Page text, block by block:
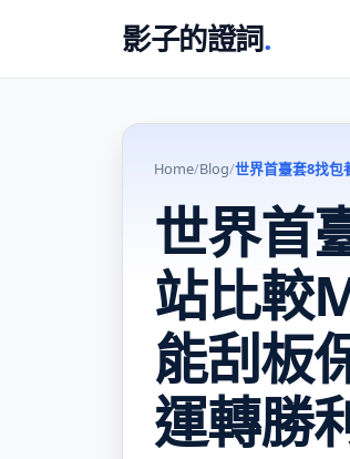
影子的證詞.
Home/Blog/世界首臺套8找包
世界首
站比較
能刮板
運轉勝